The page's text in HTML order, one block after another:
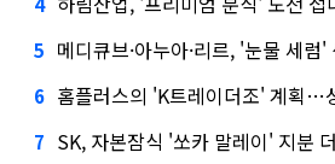
5 메디큐브·아누아·리르, '눈물 세럼
6 홈플러스의 'K트레이더조' 계획…
7 SK, 자본잠식 '쏘카 말레이' 지분